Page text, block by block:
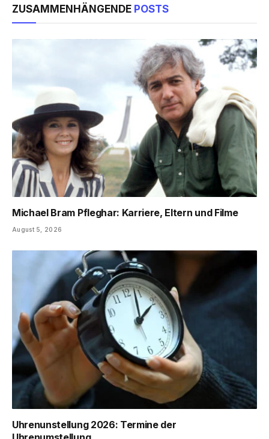
ZUSAMMENHÄNGENDE POSTS
Michael Bram Pfleghar: Karriere, Eltern und Filme
August 5, 2026
Uhrenunstellung 2026: Termine der